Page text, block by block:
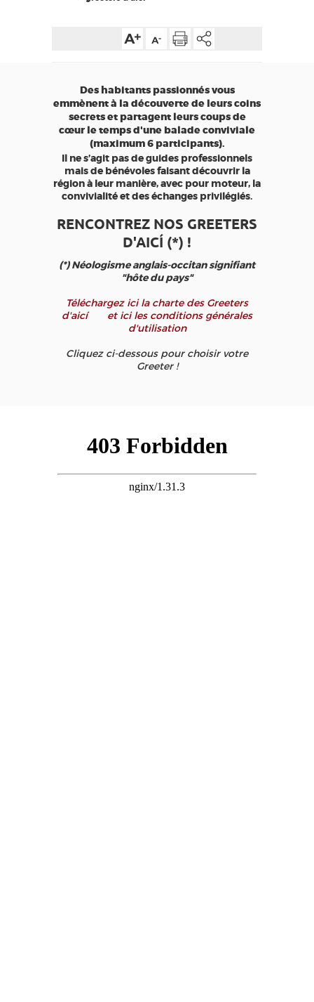
FR
Des habitants passionnés vous
emmènent à la découverte de leurs coins
secrets et partagent leurs coups de
cœur le temps d'une balade conviviale
(maximum 6 participants).
Il ne s’agit pas de guides professionnels
mais de bénévoles faisant découvrir la
région à leur manière, avec pour moteur, la
convivialité et des échanges privilégiés.
RENCONTREZ NOS GREETERS
D'AICÍ (*) !
(*) Néologisme anglais-occitan signifiant
"hôte du pays"
Téléchargez ici la charte des Greeters
d'aicí
et ici les conditions générales
d'utilisation
Cliquez ci-dessous pour choisir votre
Greeter !